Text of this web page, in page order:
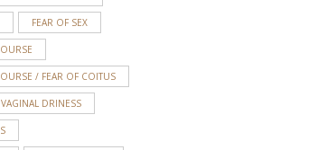
FEAR OF SEX
/ FEAR OF COITUS
DRINESS